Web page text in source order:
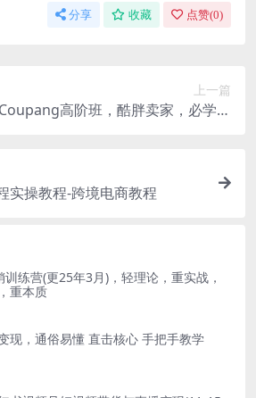
分享 收藏 点赞(0)
上一篇
高阶班，酷胖卖家，必学课
实操教程-跨境电商教程
训练营(更25年3月)，轻理论，重实战，
重本质
现，通俗易懂 直击核心 手把手教学